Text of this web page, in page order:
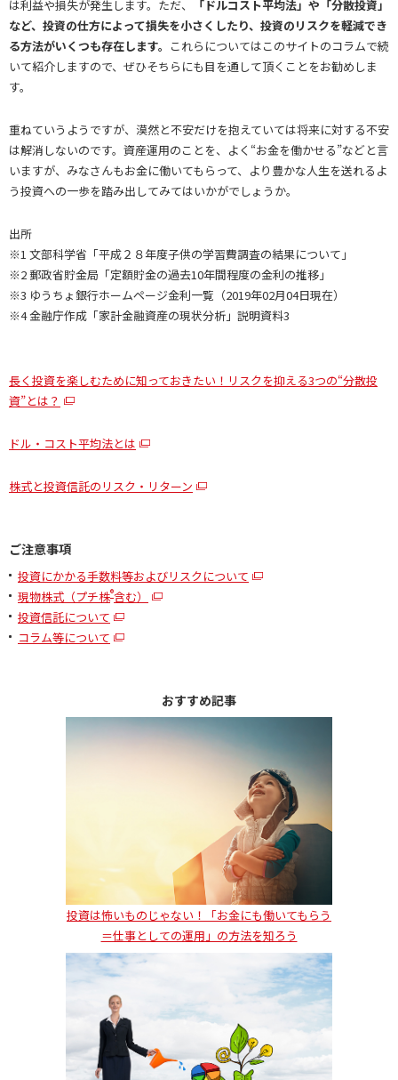
は利益や損失が発生します。ただ、
「ドルコスト平均法」や「分散投資」
など、投資の仕方によって損失を小さくしたり、投資のリスクを軽減でき
る方法がいくつも存在します。 これらについてはこのサイトのコラムで続
いて紹介しますので、ぜひそちらにも目を通して頂くことをお勧めしま
す。
重ねていうようですが、漠然と不安だけを抱えていては将来に対する不安
は解消しないのです。資産運用のことを、よく“お金を働かせる”などと言
いますが、みなさんもお金に働いてもらって、より豊かな人生を送れるよ
う投資への一歩を踏み出してみてはいかがでしょうか。
出所
※1 文部科学省「平成２８年度子供の学習費調査の結果について」
※2 郵政省貯金局「定額貯金の過去10年間程度の金利の推移」
※3 ゆうちょ銀行ホームページ金利一覧（2019年02月04日現在）
※4 金融庁作成「家計金融資産の現状分析」説明資料3
長く投資を楽しむために知っておきたい！リスクを抑える3つの“分散投
資”とは？
ドル・コスト平均法とは
株式と投資信託のリスク・リターン
ご注意事項
投資にかかる手数料等およびリスクについて
現物株式（プチ株®含む）
投資信託について
コラム等について
おすすめ記事
投資は怖いものじゃない！「お金にも働いてもらう
＝仕事としての運用」の方法を知ろう